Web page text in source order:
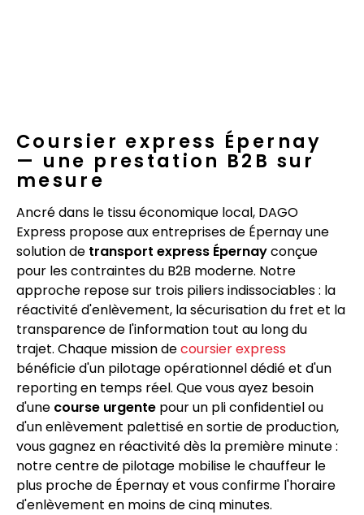
Coursier express Épernay
— une prestation B2B sur
mesure
Ancré dans le tissu économique local, DAGO
Express propose aux entreprises de Épernay une
solution de transport express Épernayconçue
pour les contraintes du B2B moderne. Notre
approche repose sur trois piliers indissociables : la
réactivité d'enlèvement, la sécurisation du fret et la
transparence de l'information tout au long du
trajet. Chaque mission decoursier express
bénéficie d'un pilotage opérationnel dédié et d'un
reporting en temps réel. Que vous ayez besoin
d'une course urgente pour un pli confidentiel ou
d'un enlèvement palettisé en sortie de production,
vous gagnez en réactivité dès la première minute :
notre centre de pilotage mobilise le chauffeur le
plus proche de Épernay et vous confirme l'horaire
d'enlèvement en moins de cinq minutes.